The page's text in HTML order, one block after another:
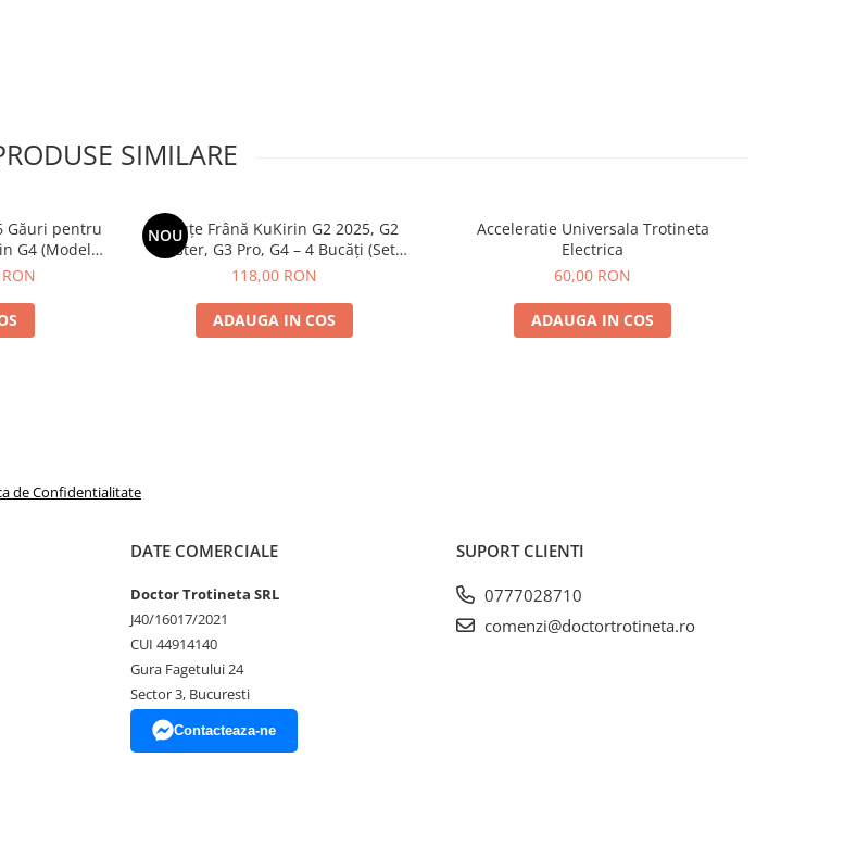
SIMILARE
Găuri pentru
G4 (Model
NOU
Plăcuțe Frână KuKirin G2 2025, G2
Master, G3 Pro, G4 – 4 Bucăți (Set
118,00 RON
ADAUGA IN COS
Acceleratie Universala Trotineta
Electrica
60,00 RON
ADAUGA IN COS
de Confidentialitate
DATE COMERCIALE
Doctor Trotineta SRL
J40/16017/2021
CUI 44914140
Gura Fagetului 24
Sector 3, Bucuresti
Contacteaza-ne
SUPORT CLIENTI
0777028710
comenzi@doctortrotineta.ro